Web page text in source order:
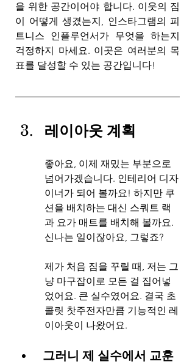
을 위한 공간이어야 합니다. 이웃의 짐
이 어떻게 생겼는지, 인스타그램의 피
트니스 인플루언서가 무엇을 하는지
걱정하지 마세요. 이곳은 여러분의 목
표를 달성할 수 있는 공간입니다!
레이아웃 계획
좋아요, 이제 재밌는 부분으로
넘어가겠습니다. 인테리어 디자
이너가 되어 볼까요! 하지만 쿠
션을 배치하는 대신 스쿼트 랙
과 요가 매트를 배치해 볼까요.
신나는 일이잖아요, 그렇죠?
제가 처음 짐을 꾸릴 때, 저는 그
냥 마구잡이로 모든 걸 집어넣
었어요. 큰 실수였어요. 결국 초
콜릿 찻주전자만큼 기능적인 레
이아웃이 나왔어요.